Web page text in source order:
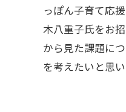
っぽん子育て応
木八重子氏をお
から見た課題に
を考えたいと思い